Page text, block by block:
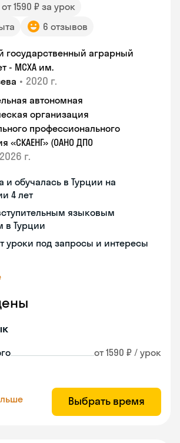
от 1590 ₽ за урок
6 отзывов
государственный аграрный
- МСХА им.
• 2020 г.
автономная
организация
профессионального
«СКАЕНГ» (ОАНО ДПО
2026 г.
и обучалась в Турции на
4 лет
языковым
в Турции
уроки под запросы и интересы
от 1590 ₽ / урок
Выбрать время